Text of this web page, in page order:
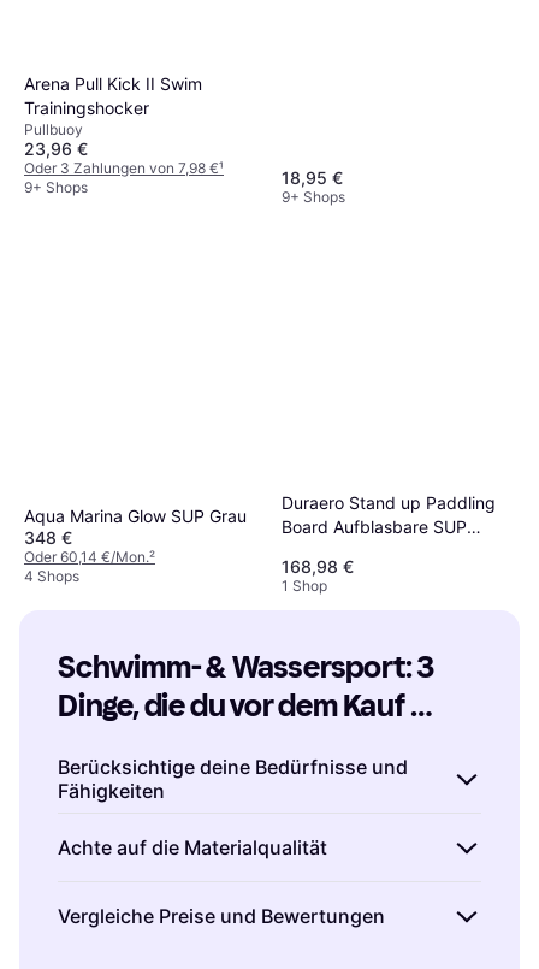
Arena Pull Kick II Swim
Trainingshocker
Pullbuoy
23,96 €
Oder 3 Zahlungen von 7,98 €¹
9+ Shops
18,95 €
9+ Shops
Aqua Marina Glow SUP Grau
348 €
Oder 60,14 €/Mon.²
4 Shops
Duraero Stand up Paddling
Board Aufblasbare SUP
330x76x15cm, Tragkraft bis
150Kg, Cam Halterung,
168,98 €
1 Shop
Schwimm- & Wassersport: 3
Dinge, die du vor dem Kauf
Berücksichtige deine Bedürfnisse und
Fähigkeiten
Wassersportausrüstung ist es wichtig, deine
persönlichen Bedürfnisse und Fähigkeiten zu
berücksichtigen. Bist du ein Anfänger oder ein
Achte auf die Materialqualität
entscheidende Rolle bei der Langlebigkeit und
Vergleiche Preise und Bewertungen